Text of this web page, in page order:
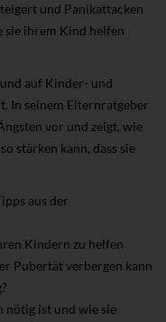
und Panikattacken
sie ihrem Kind helfen
auf Kinder- und
In seinem Elternratgeber
vor und zeigt, wie
stärken kann, dass sie
aus der
Kindern zu helfen
Pubertät verbergen kann
nötig ist und wie sie